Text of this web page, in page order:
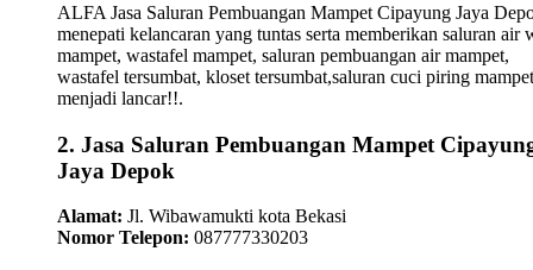
ALFA Jasa Saluran Pembuangan Mampet Cipayung Jaya
menepati kelancaran yang tuntas serta memberikan saluran air
mampet, wastafel mampet, saluran pembuangan air mampet,
wastafel tersumbat, kloset tersumbat,saluran cuci piring mampet
menjadi lancar!!.
2. Jasa Saluran Pembuangan Mampet
Jaya Depok
Alamat: Jl. Wibawamukti kota Bekasi
Nomor Telepon: 087777330203